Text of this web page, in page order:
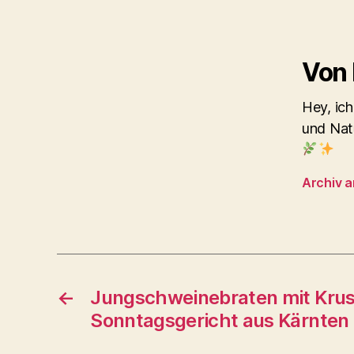
Von
Hey,
und
Archiv
←
Jungschweinebraten mit
Sonntagsgericht aus Kärnten